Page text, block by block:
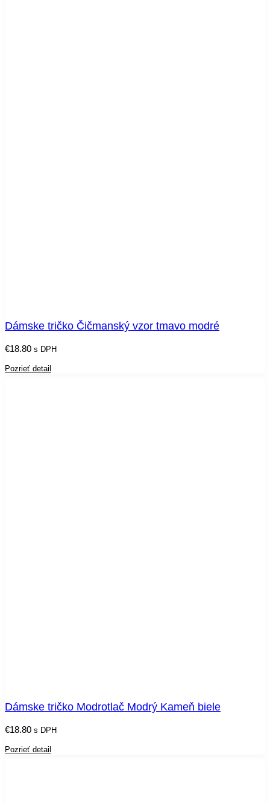
Dámske tričko Čičmanský vzor tmavo modré
€18.80 s DPH
Pozrieť detail
Dámske tričko Modrotlač Modrý Kameň biele
€18.80 s DPH
Pozrieť detail